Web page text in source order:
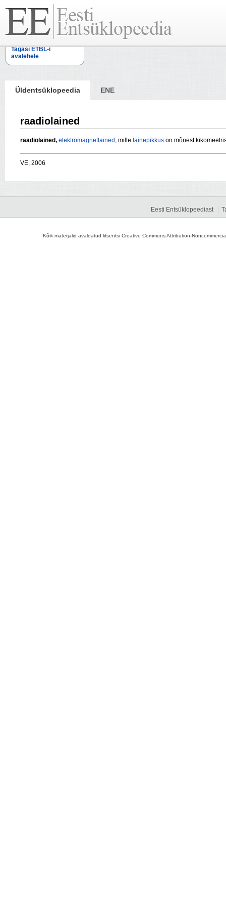
Tagasi ETBL-i
avalehele
Üldentsüklopeedia ENE
raadiolained
raadiolained, elektromagnetlained , mille lainepikkus on mõnest
VE, 2006
Eesti Entsüklopeediast
Kõik materjalid avaldatud litsentsi Creative Commons Attribution-